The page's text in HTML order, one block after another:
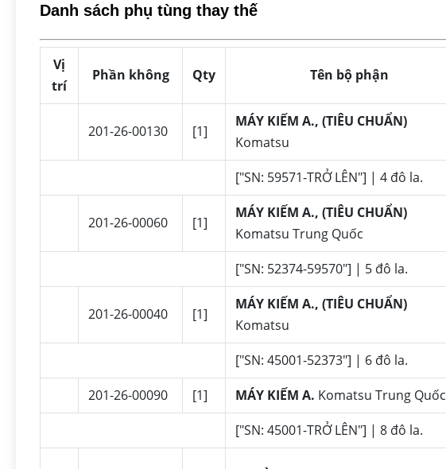
Danh sách phụ tùng thay thế
Vị
trí
Phần không Qty Tên bộ phận
201-26-00130 [1]
MÁY KIẾM A., (TIÊU CHUẨN)
Komatsu
["SN: 59571-TRỞ LÊN"] | 4 đô la.
201-26-00060 [1]
MÁY KIẾM A., (TIÊU CHUẨN)
Komatsu Trung Quốc
["SN: 52374-59570"] | 5 đô la.
201-26-00040 [1]
MÁY KIẾM A., (TIÊU CHUẨN)
Komatsu
["SN: 45001-52373"] | 6 đô la.
201-26-00090
[1] MÁY KIẾM A. Komatsu Trung Quốc
["SN: 45001-TRỞ LÊN"] | 8 đô la.